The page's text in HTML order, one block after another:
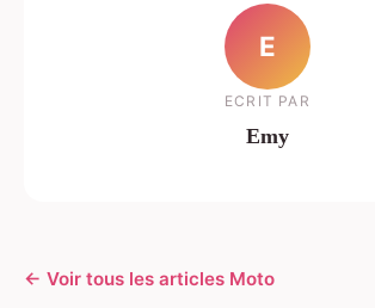
E
ECRIT PAR
Emy
← Voir tous les articles Moto